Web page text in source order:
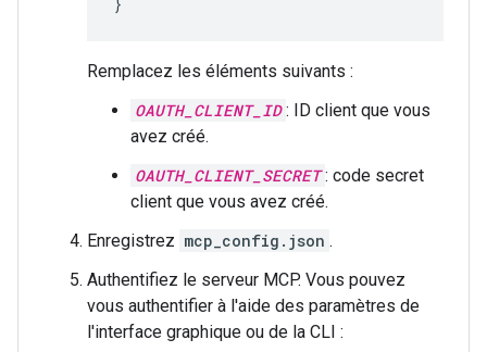
Remplacez les éléments suivants :
OAUTH_CLIENT_ID : ID client que vous
avez créé.
OAUTH_CLIENT_SECRET : code secret
client que vous avez créé.
Enregistrez mcp_config.json .
Authentifiez le serveur MCP. Vous pouvez
vous authentifier à l'aide des paramètres de
l'interface graphique ou de la CLI :